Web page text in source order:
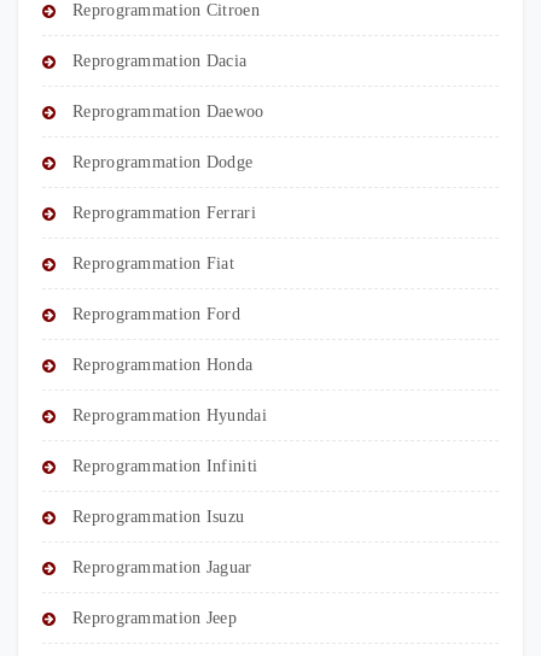
Reprogrammation Citroen
Reprogrammation Dacia
Reprogrammation Daewoo
Reprogrammation Dodge
Reprogrammation Ferrari
Reprogrammation Fiat
Reprogrammation Ford
Reprogrammation Honda
Reprogrammation Hyundai
Reprogrammation Infiniti
Reprogrammation Isuzu
Reprogrammation Jaguar
Reprogrammation Jeep